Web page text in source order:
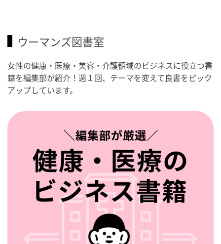
ウーマンズ図書室
女性の健康・医療・美容・介護領域のビジネスに役立つ書
籍を編集部が紹介！週１回、テーマを変えて良書をピック
アップしています。